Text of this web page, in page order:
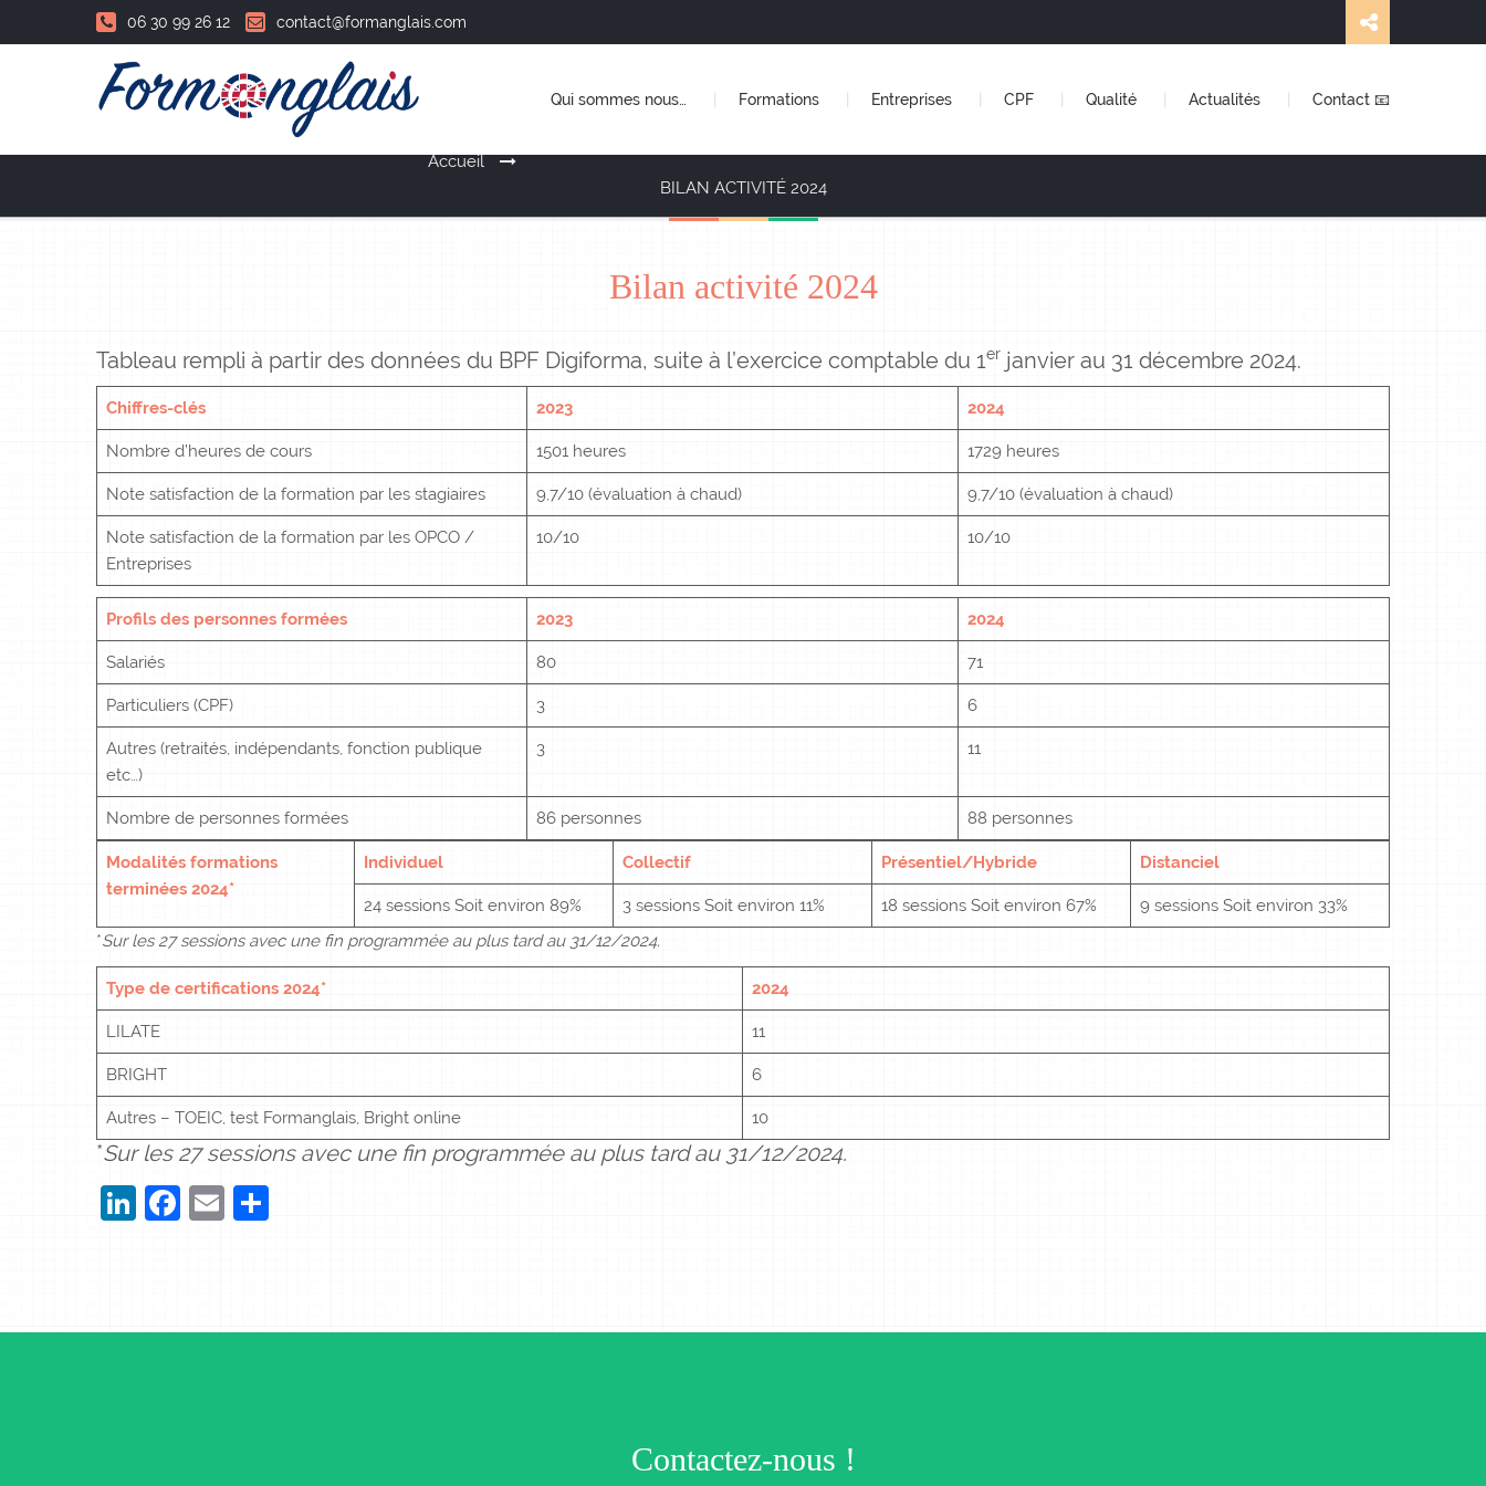
06 30 99 26 12 contact@formanglais.com
Qui sommes nous… Formations Entreprises CPF Qualité Actualités Contact 📧
Accueil
BILAN ACTIVITÉ 2024
Bilan activité 2024
Tableau rempli à partir des données du BPF Digiforma, suite à l’exercice comptable du 1er janvier au 31 décembre 2024.
Chiffres-clés 2023 2024
Nombre d’heures de cours 1501 heures 1729 heures
Note satisfaction de la formation par les stagiaires 9,7/10 (évaluation à chaud) 9,7/10 (évaluation à chaud)
Note satisfaction de la formation par les OPCO /
Entreprises
10/10 10/10
Profils des personnes formées 2023 2024
Salariés 80 71
Particuliers (CPF) 3 6
Autres (retraités, indépendants, fonction publique
etc…)
3 11
Nombre de personnes formées 86 personnes 88 personnes
Modalités formations
terminées 2024*
Individuel Collectif Présentiel/Hybride Distanciel
24 sessions Soit environ 89% 3 sessions Soit environ 11% 18 sessions Soit environ 67%
9 sessions Soit environ 33%
*Sur les 27 sessions avec une fin programmée au plus tard au 31/12/2024.
Type de certifications 2024* 2024
LILATE 11
BRIGHT 6
Autres – TOEIC, test Formanglais, Bright online 10
*Sur les 27 sessions avec une fin programmée au plus tard au 31/12/2024.
LinkedIn
Facebook
Email
Contactez-nous !